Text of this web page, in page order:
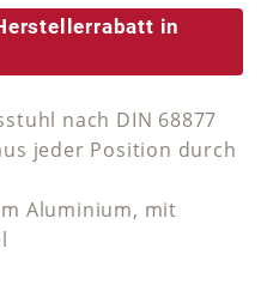
in
nach DIN 68877
jeder Position durch
Aluminium, mit